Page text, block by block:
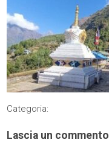
Categoria:
Lascia un commento